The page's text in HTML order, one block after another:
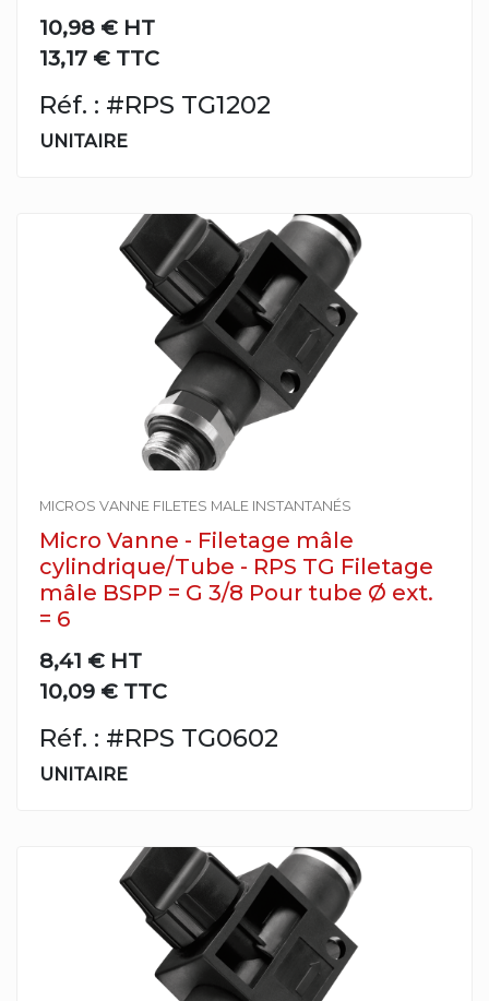
10,98 € HT
13,17 € TTC
Réf. : #RPS TG1202
UNITAIRE
MICROS VANNE FILETES MALE INSTANTANÉS
Micro Vanne - Filetage mâle
cylindrique/Tube - RPS TG Filetage
mâle BSPP = G 3/8 Pour tube Ø ext.
= 6
8,41 € HT
10,09 € TTC
Réf. : #RPS TG0602
UNITAIRE